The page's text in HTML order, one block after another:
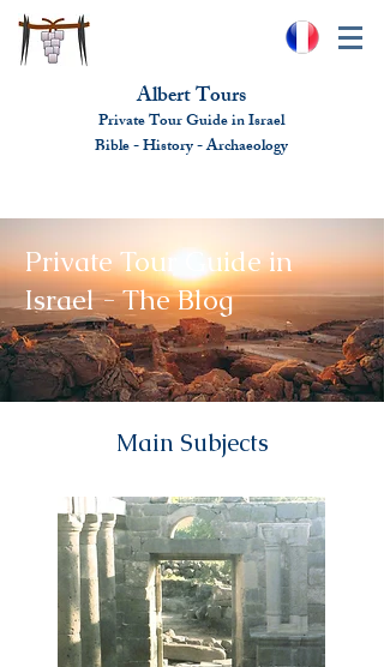
Albert Tours
Private Tour Guide in Israel
Bible - History - Archaeology
Private Tour Guide in
Israel - The Blog
Main Subjects